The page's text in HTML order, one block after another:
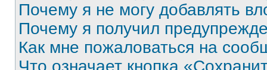
Почему я не могу добавлять
Почему я получил
Как мне пожаловаться на
Что означает кнопка